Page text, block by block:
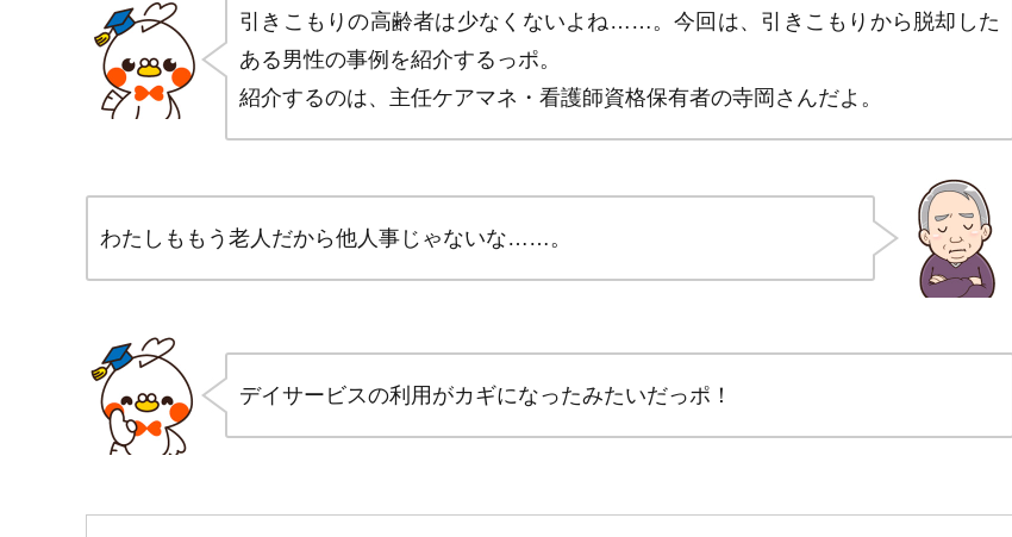
引きこもりの高齢者は少なくないよね……。今回は、引きこもりから脱却した
ある男性の事例を紹介するっポ。
紹介するのは、主任ケアマネ・看護師資格保有者の寺岡さんだよ。
わたしももう老人だから他人事じゃないな……。
デイサービスの利用がカギになったみたいだっポ！